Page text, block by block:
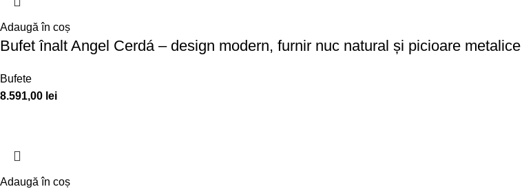
Adaugă în coș
Bufet înalt Angel Cerdá – design modern, furnir nuc natural și picioare metalice
Bufete
8.591,00 lei
Adaugă în coș